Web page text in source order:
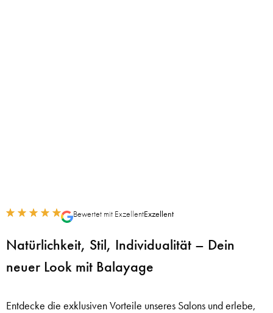
Bewertet mit ExzellentExzellent
Natürlichkeit, Stil, Individualität – Dein
neuer Look mit Balayage
Entdecke die exklusiven Vorteile unseres Salons und erlebe,